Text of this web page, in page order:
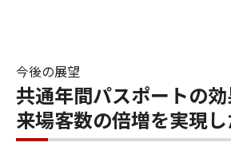
今後の展望
共通年間パスポートの効
来場客数の倍増を実現